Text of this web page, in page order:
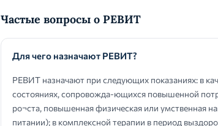
Частые вопросы о РЕВИТ
Для чего назначают РЕВИТ?
РЕВИТ назначают при следующих показаниях: в
состояниях, сопровожда-ющихся повышенной
ро¬ста, повышенная физическая или умственная
питании); в комплексной терапии в период